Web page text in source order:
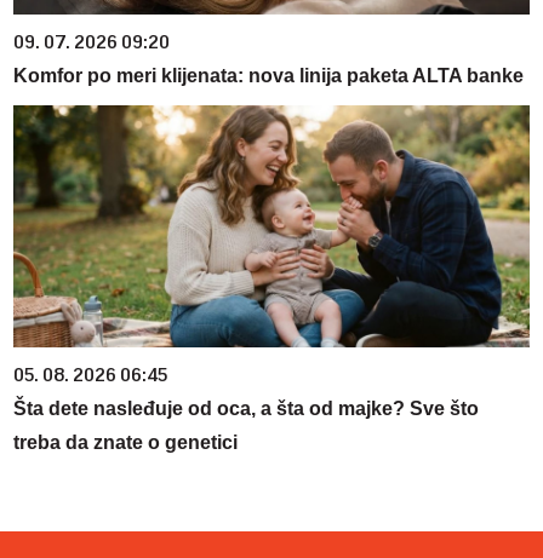
09. 07. 2026 09:20
Komfor po meri klijenata: nova linija paketa ALTA banke
05. 08. 2026 06:45
Šta dete nasleđuje od oca, a šta od majke? Sve što
treba da znate o genetici